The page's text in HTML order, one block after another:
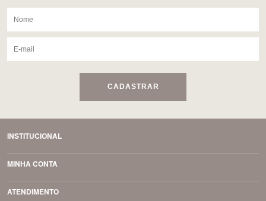
CADASTRAR
INSTITUCIONAL
MINHA CONTA
ATENDIMENTO